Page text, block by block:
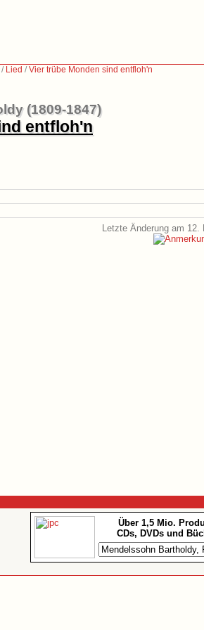
/ Lied /Vier trübe Monden sind entfloh'n
(1809-1847)
entfloh'n
Letzte Änderung am 12.
Über 1,5 Mio.
CDs, DVDs und